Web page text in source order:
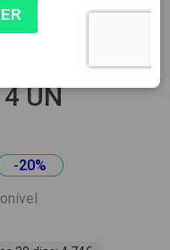
COMPACT
UN
-20%